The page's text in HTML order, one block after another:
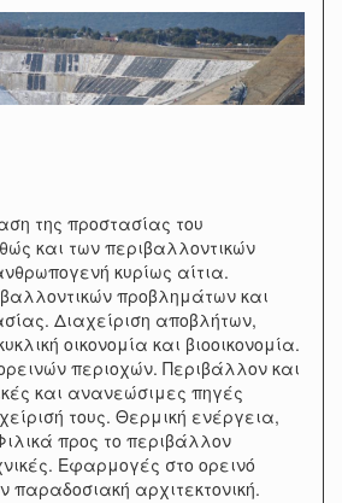
της προστασίας του
και των περιβαλλοντικών
κυρίως αίτια.
προβλημάτων και
Διαχείριση αποβλήτων,
οικονομία και βιοοικονομία.
περιοχών. Περιβάλλον και
και ανανεώσιμες πηγές
τους. Θερμική ενέργεια,
προς το περιβάλλον
Εφαρμογές στο ορεινό
παραδοσιακή αρχιτεκτονική.